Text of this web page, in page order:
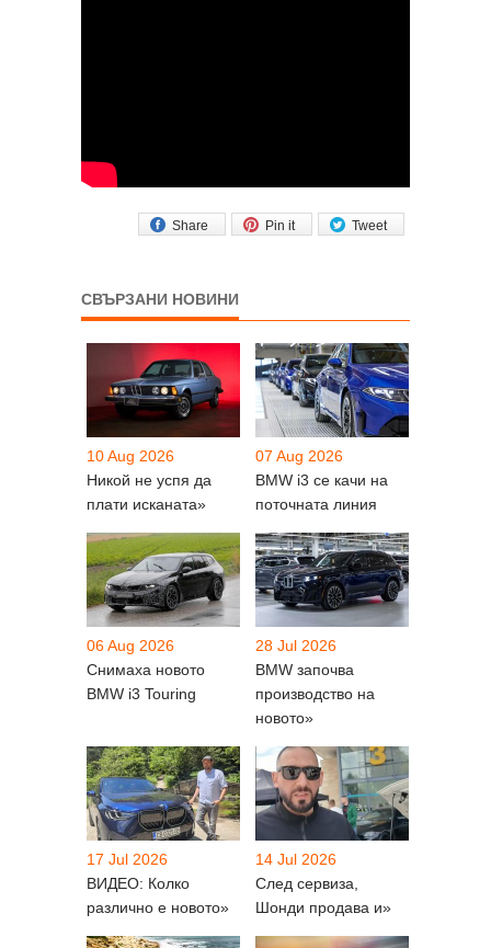
Tweet
Pin it
Share
СВЪРЗАНИ НОВИНИ
10 Aug 2026
Никой не успя да
плати исканата»
07 Aug 2026
BMW i3 се качи на
поточната линия
06 Aug 2026
Снимаха новото
BMW i3 Touring
28 Jul 2026
BMW започва
производство на
новото»
17 Jul 2026
ВИДЕО: Колко
различно е новото»
14 Jul 2026
След сервиза,
Шонди продава и»